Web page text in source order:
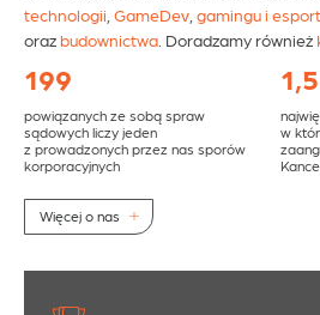
technologii GameDev gamingu i
orazbudownictwa . Doradzamy również
199
powiązanych ze sobą spraw
sądowych liczy jeden
z prowadzonych przez nas sporów
korporacyjnych
w
Więcej o nas